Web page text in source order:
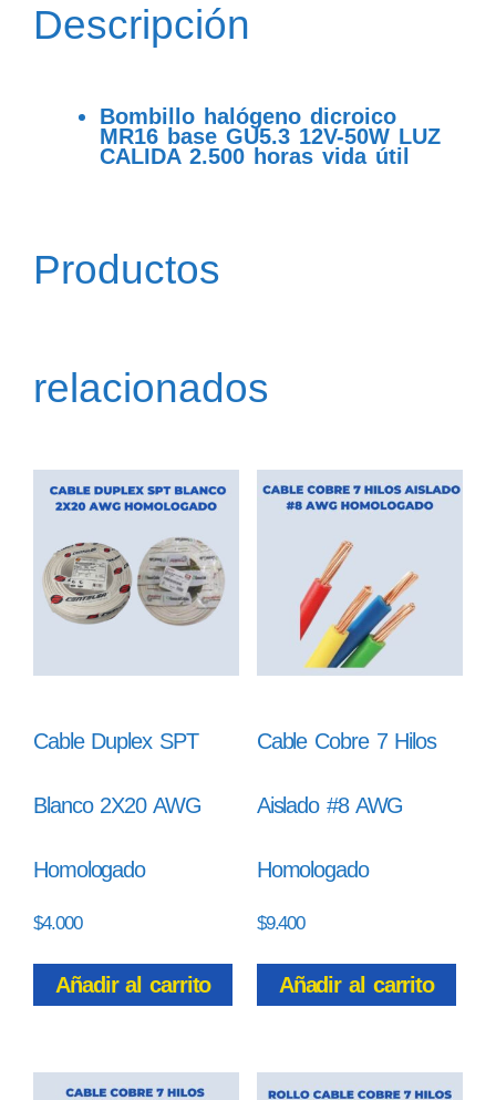
Descripción
Bombillo halógeno dicroico
MR16 base GU5.3 12V-50W LUZ
CALIDA 2.500 horas vida útil
Productos
relacionados
Cable Duplex SPT
Blanco 2X20 AWG
Homologado
$4.000
Añadir al carrito
Cable Cobre 7 Hilos
Aislado #8 AWG
Homologado
$9.400
Añadir al carrito